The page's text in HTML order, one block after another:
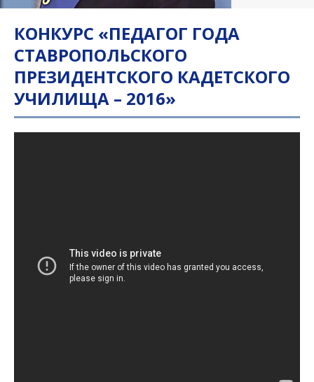
КОНКУРС «ПЕДАГОГ ГОДА
СТАВРОПОЛЬСКОГО
ПРЕЗИДЕНТСКОГО КАДЕТСКОГО
УЧИЛИЩА – 2016»